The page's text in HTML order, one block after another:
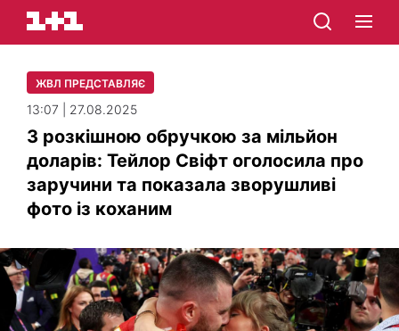
ЖВЛ ПРЕДСТАВЛЯЄ
13:07 | 27.08.2025
З розкішною обручкою за мільйон
доларів: Тейлор Свіфт оголосила про
заручини та показала зворушливі
фото із коханим